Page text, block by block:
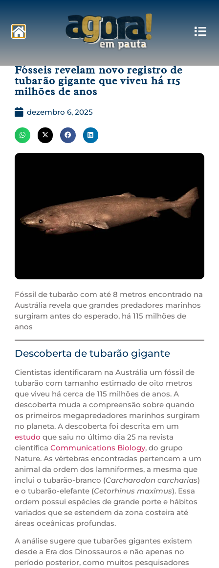
Fósseis revelam novo registro de
tubarão gigante que viveu há 115
milhões de anos
dezembro 6, 2025
Fóssil de tubarão com até 8 metros encontrado na
Austrália revela que grandes predadores marinhos
surgiram antes do esperado, há 115 milhões de
anos
Descoberta de tubarão gigante
Cientistas identificaram na Austrália um fóssil de
tubarão com tamanho estimado de oito metros
que viveu há cerca de 115 milhões de anos. A
descoberta muda a compreensão sobre quando
os primeiros megapredadores marinhos surgiram
no planeta. A descoberta foi descrita em um
estudo que saiu no último dia 25 na revista
científica Communications Biology, do grupo
Nature. As vértebras encontradas pertencem a um
animal da ordem dos lamniformes, a mesma que
inclui o tubarão-branco (Carcharodon carcharias)
e o tubarão-elefante (Cetorhinus maximus). Essa
ordem possui espécies de grande porte e hábitos
variados que se estendem da zona costeira até
áreas oceânicas profundas.
A análise sugere que tubarões gigantes existem
desde a Era dos Dinossauros e não apenas no
período posterior, como muitos pesquisadores